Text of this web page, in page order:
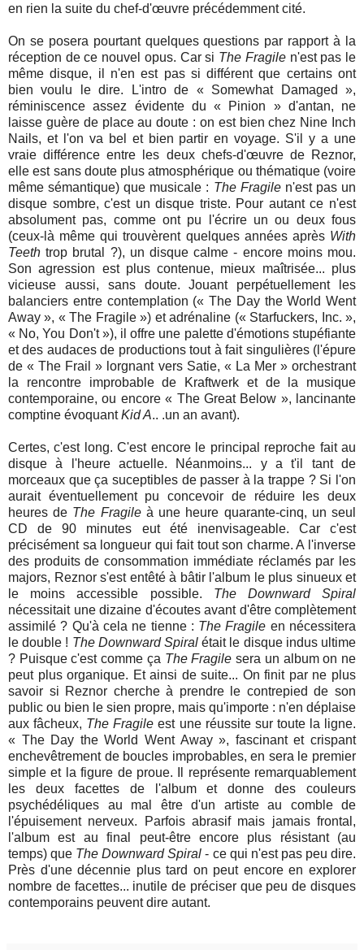
en rien la suite du chef-d'œuvre précédemment cité.
On se posera pourtant quelques questions par rapport à la
réception de ce nouvel opus. Car si The Fragilen'est pas le
même disque, il n'en est pas si différent que certains ont
bien voulu le dire. L'intro de « Somewhat Damaged »,
réminiscence assez évidente du « Pinion » d'antan, ne
laisse guère de place au doute : on est bien chez Nine Inch
Nails, et l'on va bel et bien partir en voyage. S'il y a une
vraie différence entre les deux chefs-d'œuvre de Reznor,
elle est sans doute plus atmosphérique ou thématique (voire
même sémantique) que musicale : The Fragilen'est pas un
disque sombre, c'est un disque triste. Pour autant ce n'est
absolument pas, comme ont pu l'écrire un ou deux fous
(ceux-là même qui trouvèrent quelques années après With
Teeth trop brutal ?), un disque calme - encore moins mou.
Son agression est plus contenue, mieux maîtrisée... plus
vicieuse aussi, sans doute. Jouant perpétuellement les
balanciers entre contemplation (« The Day the World Went
Away », « The Fragile ») et adrénaline (« Starfuckers, Inc. »,
« No, You Don't »), il offre une palette d'émotions stupéfiante
et des audaces de productions tout à fait singulières (l'épure
de « The Frail » lorgnant vers Satie, « La Mer » orchestrant
la rencontre improbable de Kraftwerk et de la musique
contemporaine, ou encore « The Great Below », lancinante
comptine évoquantKid A.. .un an avant).
Certes, c'est long. C'est encore le principal reproche fait au
disque à l'heure actuelle. Néanmoins... y a t'il tant de
morceaux que ça suceptibles de passer à la trappe ? Si l'on
aurait éventuellement pu concevoir de réduire les deux
heures de The Fragileà une heure quarante-cinq, un seul
CD de 90 minutes eut été inenvisageable. Car c'est
précisément sa longueur qui fait tout son charme. A l'inverse
des produits de consommation immédiate réclamés par les
majors, Reznor s'est entêté à bâtir l'album le plus sinueux et
le moins accessible possible. The Downward Spiral
nécessitait une dizaine d'écoutes avant d'être complètement
assimilé ? Qu'à cela ne tienne : The Fragile en nécessitera
le double ! The Downward Spiralétait le disque indus ultime
? Puisque c'est comme ça The Fragile sera un album on ne
peut plus organique. Et ainsi de suite... On finit par ne plus
savoir si Reznor cherche à prendre le contrepied de son
public ou bien le sien propre, mais qu'importe : n'en déplaise
aux fâcheux, The Fragile est une réussite sur toute la ligne.
« The Day the World Went Away », fascinant et crispant
enchevêtrement de boucles improbables, en sera le premier
simple et la figure de proue. Il représente remarquablement
les deux facettes de l'album et donne des couleurs
psychédéliques au mal être d'un artiste au comble de
l'épuisement nerveux. Parfois abrasif mais jamais frontal,
l'album est au final peut-être encore plus résistant (au
temps) que The Downward Spiral - ce qui n'est pas peu dire.
Près d'une décennie plus tard on peut encore en explorer
nombre de facettes... inutile de préciser que peu de disques
contemporains peuvent dire autant.